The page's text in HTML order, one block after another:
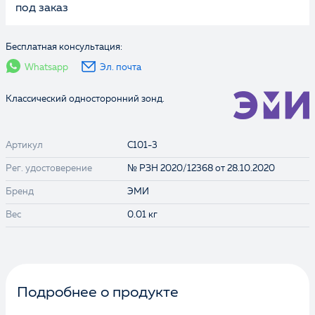
под заказ
Бесплатная консультация:
Whatsapp Эл. почта
Классический односторонний зонд.
Артикул С101-3
Рег. удостоверение № РЗН 2020/12368 от 28.10.2020
Бренд ЭМИ
Вес 0.01 кг
Подробнее о продукте